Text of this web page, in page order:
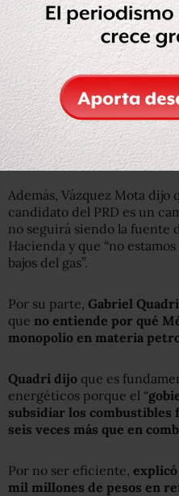
La segunda pregunta fue:
hija del líder petrolero
pasea a sus mascotas por
Además, Vázquez Mota dijo
candidato del PRD es un
no seguirá siendo la fuente
Hacienda y que “no
bajos del gas”.
Por su parte, Gabriel Quadri
que no entiende por qué
monopolio en materia
Quadri dijo que es
energéticos porque el “
subsidiar los combustibles
seis veces más que en
Por no ser eficiente,
mil millones de pesos en